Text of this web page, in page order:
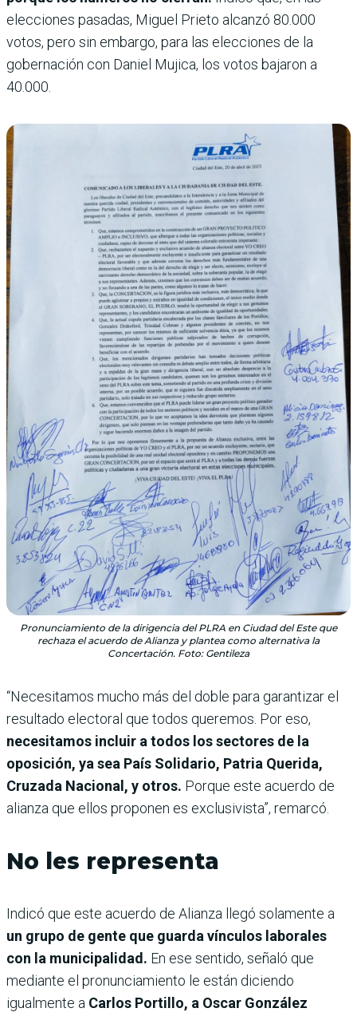
elecciones pasadas, Miguel Prieto alcanzó 80.000
votos, pero sin embargo, para las elecciones de la
gobernación con Daniel Mujica, los votos bajaron a
40.000.
Pronunciamiento de la dirigencia del PLRA en Ciudad del Este que
rechaza el acuerdo de Alianza y plantea como alternativa la
Concertación. Foto: Gentileza
“Necesitamos mucho más del doble para garantizar el
resultado electoral que todos queremos. Por eso,
necesitamos incluir a todos los sectores de la
oposición, ya sea País Solidario, Patria Querida,
Cruzada Nacional, y otros. Porque este acuerdo de
alianza que ellos proponen es exclusivista”, remarcó.
No les representa
Indicó que este acuerdo de Alianza llegó solamente a
un grupo de gente que guarda vínculos laborales
con la municipalidad. En ese sentido, señaló que
mediante el pronunciamiento le están diciendo
igualmente a Carlos Portillo, a Oscar González